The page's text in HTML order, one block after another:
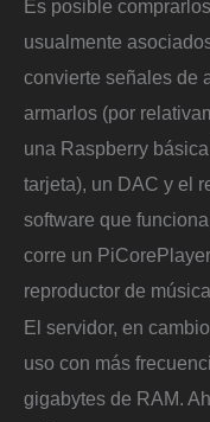
Es posible
usualmente
convierte señales de
armarlos (por
una Raspberry
tarjeta), un DAC y el
software que
corre un
reproductor de música.
El servidor, en
uso con más
gigabytes de RAM.